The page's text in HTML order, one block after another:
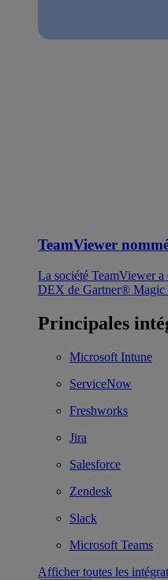
TeamViewer
La société TeamViewer a
DEX de Gartner®
Principales
Microsoft Intune
ServiceNow
Freshworks
Jira
Salesforce
Zendesk
Slack
Microsoft Teams
Afficher toutes les